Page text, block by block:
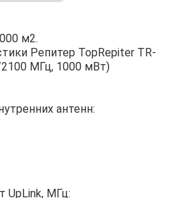
м2.
Репитер TopRepiter TR-
МГц, 1000 мВт)
антенн:
UpLink, МГц: